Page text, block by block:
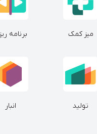
میز کمک برنامه
تولید انبار